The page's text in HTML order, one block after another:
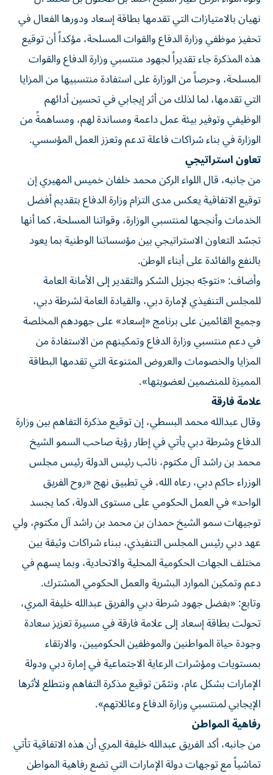
نهيان بالامتيازات التي تقدمها بطاقة إسعاد ودورها الفعال في
تحفيز موظفي وزارة الدفاع والقوات المسلحة، مؤكداً أن توقيع
هذه المذكرة جاء تقديراً لجهود منتسبي وزارة الدفاع والقوات
المسلحة، وحرصاً من الوزارة على استفادة منتسبيها من المزايا
التي تقدمها، لما لذلك من أثر إيجابي في تحسين أدائهم
الوظيفي وتوفير بيئة عمل داعمة ومساندة لهم، ومساهمةً من
الوزارة في بناء شراكات فاعلة تدعم وتعزز العمل المؤسسي.
تعاون استراتيجي
من جانبه، قال اللواء الركن محمد خلفان خميس المهيري إن
توقيع الاتفاقية يعكس مدى التزام وزارة الدفاع بتقديم أفضل
الخدمات وأنجحها لمنتسبي الوزارة، وقواتنا المسلحة، كما أنها
تجسّد التعاون الاستراتيجي بين مؤسساتنا الوطنية بما يعود
بالنفع والفائدة على أبناء الوطن.
وأضاف: «نتوجّه بجزيل الشكر والتقدير إلى الأمانة العامة
للمجلس التنفيذي لإمارة دبي، والقيادة العامة لشرطة دبي،
وجميع القائمين على برنامج «إسعاد» على جهودهم المخلصة
في دعم منتسبي وزارة الدفاع وتمكينهم من الاستفادة من
المزايا والخصومات والعروض المتنوعة التي تقدمها البطاقة
المميزة للمنضمين لعضويتها».
علامة فارقة
وقال عبدالله محمد البسطي، إن توقيع مذكرة التفاهم بين وزارة
الدفاع وشرطة دبي يأتي في إطار رؤية صاحب السمو الشيخ
محمد بن راشد آل مكتوم، نائب رئيس الدولة رئيس مجلس
الوزراء حاكم دبي، رعاه الله، في تطبيق نهج «روح الفريق
الواحد» في العمل الحكومي على مستوى الدولة، كما يجسد
توجيهات سمو الشيخ حمدان بن محمد بن راشد آل مكتوم، ولي
عهد دبي رئيس المجلس التنفيذي، ببناء شراكات وثيقة بين
مختلف الجهات الحكومية المحلية والاتحادية، وبما يسهم في
دعم وتمكين الموارد البشرية والعمل الحكومي المشترك.
وتابع: «بفضل جهود شرطة دبي والفريق عبدالله خليفة المري،
تحولت بطاقة إسعاد إلى علامة فارقة في مسيرة تعزيز سعادة
وجودة حياة المواطنين والموظفين الحكوميين، والارتقاء
بمستويات ومؤشرات الرعاية الاجتماعية في إمارة دبي ودولة
الإمارات بشكل عام، ونثمّن توقيع مذكرة التفاهم ونتطلع لأثرها
الإيجابي لمنتسبي وزارة الدفاع وعائلاتهم».
رفاهية المواطن
من جانبه، أكد الفريق عبدالله خليفة المري أن هذه الاتفاقية تأتي
تماشياً مع توجهات دولة الإمارات التي تضع رفاهية المواطن